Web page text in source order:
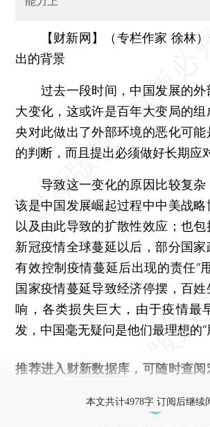
【财新网】（专栏作家 徐林）
出的背景
过去一段时间，中国发展的外
大变化，这或许是百年大变局的组
央对此做出了外部环境的恶化可能
的判断，而且提出必须做好长期应
导致这一变化的原因比较复杂
该是中国发展崛起过程中中美战略
以及由此导致的扩散性效应；也
新冠疫情全球蔓延以后，部分国
有效控制疫情蔓延后出现的责任“
国家疫情蔓延导致经济停摆，百
响，各类损失巨大，由于疫情最
发，中国毫无疑问是他们最理想的“
推荐进入 财新数据库 ，可随时查
本文共计4978字 订阅后继续